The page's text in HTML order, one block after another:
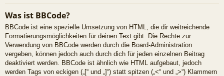
Was ist BBCode?
BBCode ist eine spezielle Umsetzung von HTML, die dir weitreichende
Formatierungsmöglichkeiten für deinen Text gibt. Die Rechte zur
Verwendung von BBCode werden durch die Board-Administration
vergeben, können jedoch auch durch dich für jeden einzelnen Beitrag
deaktiviert werden. BBCode ist ähnlich wie HTML aufgebaut, jedoch
werden Tags von eckigen („[“ und „]“) statt spitzen („<“ und „>“) Klammern